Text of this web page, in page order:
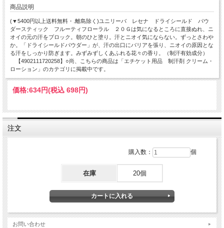
商品説明
(▼5400円以上送料無料・.離島除く)ユニリーバ レセナ ドライシールド パウ
ダースティック フルーティフローラル ２０Ｇは気になるところに直接ぬれ、ニ
オイの元の汗をブロック。朝のひと塗り。汗とニオイ気にならない。ずっとさわや
か。「ドライシールドパウダー」が、汗の出口にバリアを張り、ニオイの原因とな
る汗をしっかり防ぎます。みずみずしくあふれる花々の香り。（制汗有効成分）
【4902111720258】○尚、こちらの商品は「エチケット用品 制汗剤 クリーム・
ローション」のカテゴリに掲載中です。
価格:634円(税込 698円)
注文
購入数： 個
在庫 20個
お問い合わせ